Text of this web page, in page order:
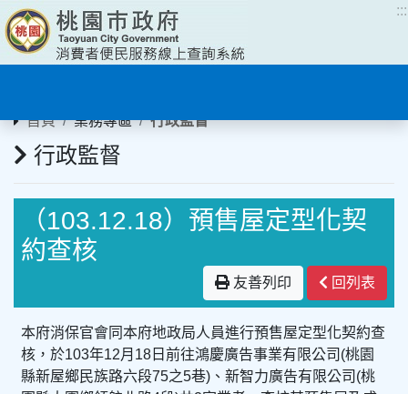
:::
首頁 業務專區 行政監督
行政監督
（103.12.18）預售屋定型化契
約查核
友善列印 回列表
本府消保官會同本府地政局人員進行預售屋定型化契約查
核，於103年12月18日前往鴻慶廣告事業有限公司(桃園
縣新屋鄉民族路六段75之5巷)、新智力廣告有限公司(桃